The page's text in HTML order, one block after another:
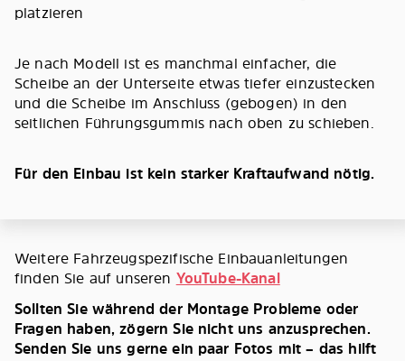
platzieren
Je nach Modell ist es manchmal einfacher, die
Scheibe an der Unterseite etwas tiefer einzustecken
und die Scheibe im Anschluss (gebogen) in den
seitlichen Führungsgummis nach oben zu schieben.
Für den Einbau ist kein starker Kraftaufwand nötig.
Weitere Fahrzeugspezifische Einbauanleitungen
finden Sie auf unseren YouTube-Kanal
Sollten Sie während der Montage Probleme oder
Fragen haben, zögern Sie nicht uns anzusprechen.
Senden Sie uns gerne ein paar Fotos mit – das hilft